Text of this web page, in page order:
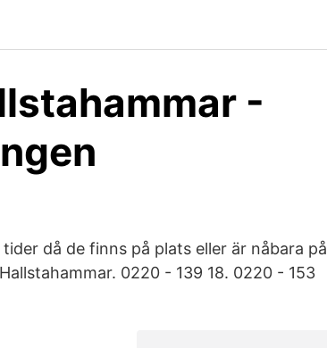
-
då de finns på plats eller är nåbara på
0220 - 139 18. 0220 - 153